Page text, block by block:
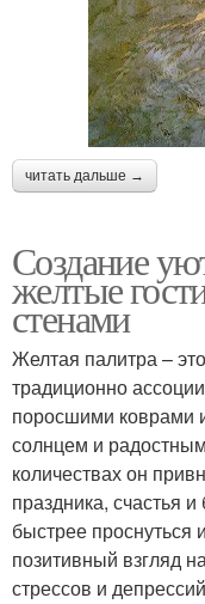
читать дальше →
Создание
желтые
стенами
Желтая палитра –
традиционно
поросшими коврами
солнцем и
количествах он
праздника, счастья
быстрее проснуться
позитивный взгляд
стрессов и